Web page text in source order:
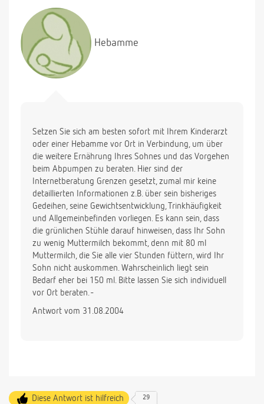
Hebamme
Setzen Sie sich am besten sofort mit Ihrem Kinderarzt
oder einer Hebamme vor Ort in Verbindung, um über
die weitere Ernährung Ihres Sohnes und das Vorgehen
beim Abpumpen zu beraten. Hier sind der
Internetberatung Grenzen gesetzt, zumal mir keine
detaillierten Informationen z.B. über sein bisheriges
Gedeihen, seine Gewichtsentwicklung, Trinkhäufigkeit
und Allgemeinbefinden vorliegen. Es kann sein, dass
die grünlichen Stühle darauf hinweisen, dass Ihr Sohn
zu wenig Muttermilch bekommt, denn mit 80 ml
Muttermilch, die Sie alle vier Stunden füttern, wird Ihr
Sohn nicht auskommen. Wahrscheinlich liegt sein
Bedarf eher bei 150 ml. Bitte lassen Sie sich individuell
vor Ort beraten. -
Antwort vom 31.08.2004
Diese Antwort ist hilfreich 29